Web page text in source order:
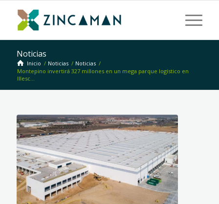
Noticias
Inicio / Noticias / Noticias /
Montepino invertirá 327 millones en un mega parque logístico en
Illesc...